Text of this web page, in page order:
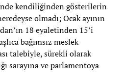
kendiliğinden gösterilerin
olmadı; Ocak ayının
18 eyaletinden 15’i
bağımsız meslek
talebiyle, sürekli olarak
sarayına ve parlamentoya